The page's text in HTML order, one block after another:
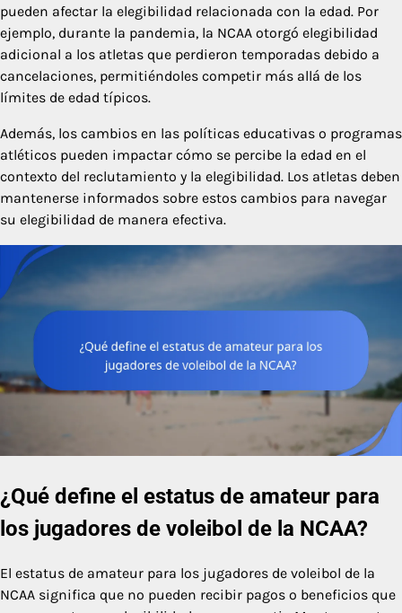
pueden afectar la elegibilidad relacionada con la edad. Por
ejemplo, durante la pandemia, la NCAA otorgó elegibilidad
adicional a los atletas que perdieron temporadas debido a
cancelaciones, permitiéndoles competir más allá de los
límites de edad típicos.
Además, los cambios en las políticas educativas o programas
atléticos pueden impactar cómo se percibe la edad en el
contexto del reclutamiento y la elegibilidad. Los atletas deben
mantenerse informados sobre estos cambios para navegar
su elegibilidad de manera efectiva.
¿Qué define el estatus de amateur para
los jugadores de voleibol de la NCAA?
El estatus de amateur para los jugadores de voleibol de la
NCAA significa que no pueden recibir pagos o beneficios que